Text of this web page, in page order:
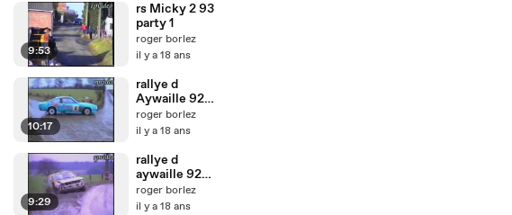
9:53
rs Micky 2 93
party 1
roger borlez
il y a 18 ans
10:17
rallye d
Aywaille 92
party7
roger borlez
il y a 18 ans
9:29
rallye d
aywaille 92
party6
roger borlez
il y a 18 ans